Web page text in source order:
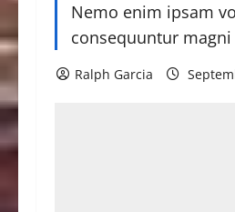
Nemo enim ipsam
consequuntur
Ralph Garcia